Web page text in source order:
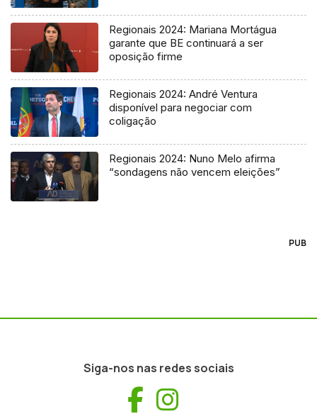
Regionais 2024: Mariana Mortágua
garante que BE continuará a ser
oposição firme
Regionais 2024: André Ventura
disponível para negociar com
coligação
Regionais 2024: Nuno Melo afirma
“sondagens não vencem eleições”
PUB
Siga-nos nas redes sociais
Facebook